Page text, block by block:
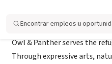
Encontrar empleos u
Owl & Panther serves the
Through expressive arts,